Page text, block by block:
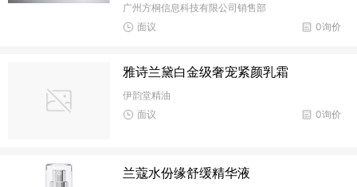
广州方桐信息科技有限公司销售部
0询价
面议
雅诗兰黛白金级奢宠紧颜乳霜
伊韵堂精油
0询价
面议
兰蔻水份缘舒缓精华液